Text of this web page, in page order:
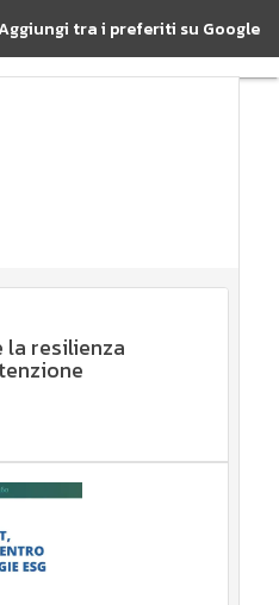
tra i preferiti su Google
la resilienza